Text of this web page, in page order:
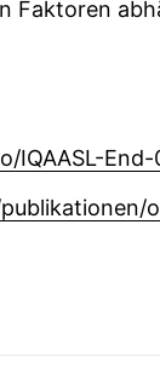
Faktoren